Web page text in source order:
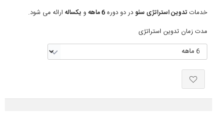
خدمات تدوین استراتژی سئودر دو دوره6 ماهه و یکساله ارائه می شود.
مدت زمان تدوین استراتژی